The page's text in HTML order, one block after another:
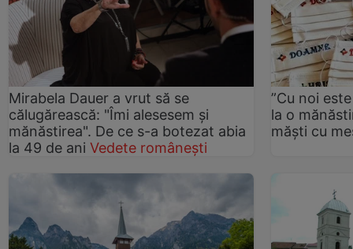
Mirabela Dauer a vrut să se
călugărească: "Îmi alesesem și
mănăstirea". De ce s-a botezat abia
la 49 de ani Vedete românești
”Cu noi
la o
măști cu